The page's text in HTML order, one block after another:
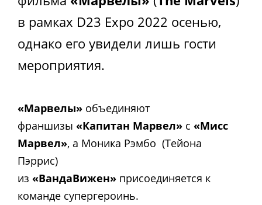
в рамках D23 Expo 2022 осенью,
однако его увидели лишь гости
мероприятия.
«Марвелы» объединяют
франшизы «Капитан Марвел» с «Мисс
Марвел», а Моника Рэмбо (Тейона
Пэррис)
из «ВандаВижен» присоединяется к
команде супергероинь.